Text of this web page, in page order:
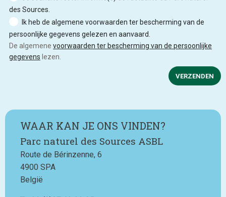
des Sources.
Ik heb de algemene voorwaarden ter bescherming van de
persoonlijke gegevens gelezen en aanvaard.
De algemene voorwaarden ter bescherming van de persoonlijke
gegevens lezen.
VERZENDEN
WAAR KAN JE ONS VINDEN?
Parc naturel des Sources ASBL
Route de Bérinzenne, 6
4900 SPA
België